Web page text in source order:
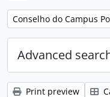
Remove filter:
Conselho do Campus
Advanced
Print preview